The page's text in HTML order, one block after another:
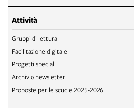
Attività
Gruppi di lettura
Facilitazione digitale
Progetti speciali
Archivio newsletter
Proposte per le scuole 2025-2026